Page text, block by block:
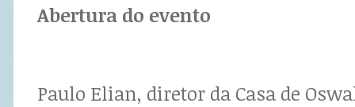
Abertura do evento
Paulo Elian, diretor da Casa de